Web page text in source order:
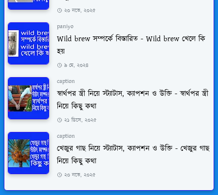
২০ নভে, ২০২৫
paniyo
Wild brew সম্পর্কে বিস্তারিত - Wild brew খেলে কি
হয়
৯ মে, ২০২৪
caption
স্বার্থপর স্ত্রী নিয়ে স্ট্যাটাস, ক্যাপশন ও উক্তি - স্বার্থপর স্ত্রী
নিয়ে কিছু কথা
২১ ডিসে, ২০২৫
caption
খেজুর গাছ নিয়ে স্ট্যাটাস, ক্যাপশন ও উক্তি - খেজুর গাছ
নিয়ে কিছু কথা
২০ নভে, ২০২৫